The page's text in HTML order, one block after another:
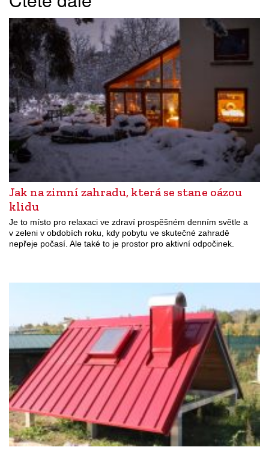
Jak na zimní zahradu, která se stane oázou
klidu
Je to místo pro relaxaci ve zdraví prospěšném denním světle a
v zeleni v obdobích roku, kdy pobytu ve skutečné zahradě
nepřeje počasí. Ale také to je prostor pro aktivní odpočinek.